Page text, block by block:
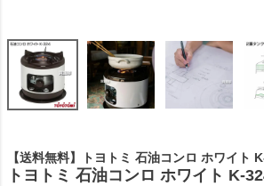
【送料無料】トヨトミ 石油コンロ ホワイト
トヨトミ 石油コンロ ホワイト K-